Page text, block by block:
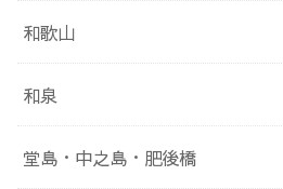
和歌山
和泉
堂島・中之島・肥後橋